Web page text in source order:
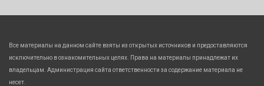
Все материалы на данном сайте взяты из открытых источников и предоставляются
исключительно в ознакомительных целях. Права на материалы принадлежат их
владельцам. Администрация сайта ответственности за содержание материала не
несет.